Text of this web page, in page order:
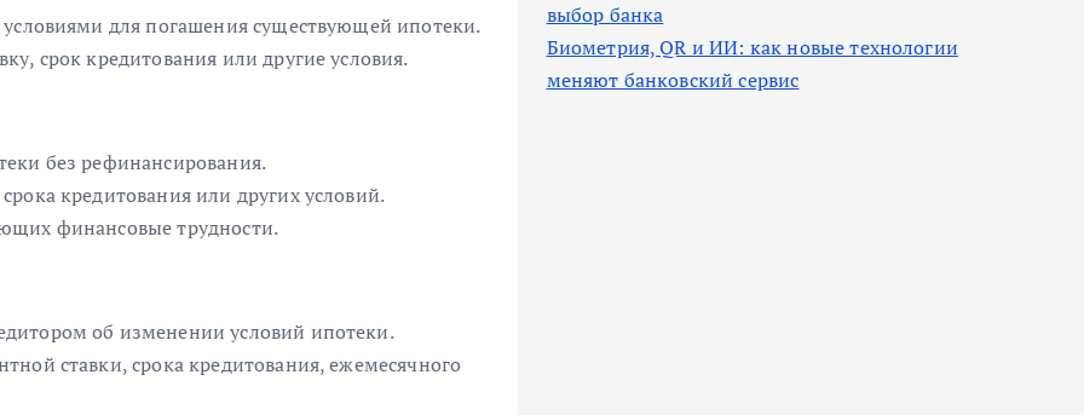
для погашения существующей ипотеки.
срок кредитования или другие условия.
без рефинансирования.
кредитования или других условий.
финансовые трудности.
об изменении условий ипотеки.
ставки, срока кредитования, ежемесячного
выбор банка
Биометрия, QR и ИИ: как новые технологии
меняют банковский сервис